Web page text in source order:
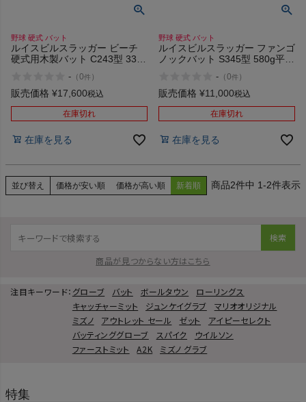
Wilson
JUNKEI-GLOVE
ウェア・キャップ・ヘルメット
野球 硬式 バット
ルイスビルスラッガー ビーチ
硬式用木製バット C243型 33イ
ンス 先端くり抜き BFJマーク
野球 硬式 バット 練習 試合 大
SELECT 84cm
- （0件 ）
販売価格 ¥17,600税込
在庫切れ
在庫を見る
野球 硬式 バット
ルイスビルスラッガー ファンゴ
ノックバット S345型 580g平均
式 練習 トレーニング バット 軟
式 ソフトボール 守備 ノック
- （0件 ）
販売価格 ¥11,000税込
在庫切れ
在庫を見る
並び替え 価格が安い順 価格が高い順 新着順 2件中 1-2件表示
検索
商品が見つからない方はこちら
注目キーワード： グローブ バット ボールタウン
ローリングス
キャッチャーミット
ジュンケイグラブ
マリオオリジナル
ミズノ
アウトレット セール ゼット
アイピーセレクト
バッティンググローブ
スパイク
ウイルソン
ファーストミット
A2K ミズノ グラブ
特集